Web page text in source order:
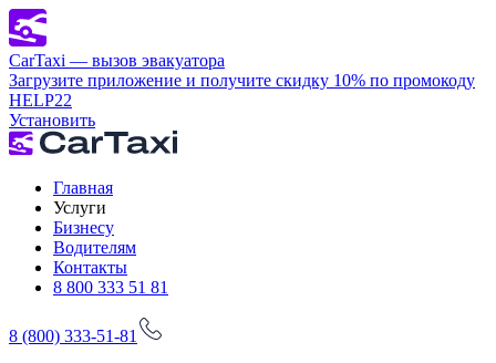
CarTaxi — вызов эвакуатора
Загрузите приложение и получите скидку 10% по промокоду
HELP22
Установить
Главная
Услуги
Бизнесу
Водителям
Контакты
8 800 333 51 81
8 (800) 333-51-81